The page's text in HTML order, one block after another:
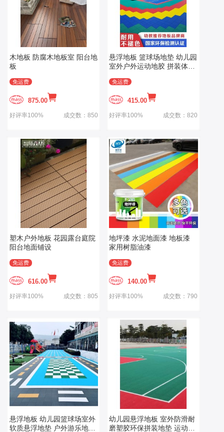
木地板 防腐木地板室 阳台地
板
免运费
875.00
好评率100% 成交数：850
悬浮地板 篮球场地垫 幼儿园
室外户外运动地胶 拼装体育
免运费
415.00
好评率100% 成交数：820
塑木户外地板 花园露台庭院
阳台地面铺设
免运费
616.00
好评率100% 成交数：805
地坪漆 水泥地面漆 地板漆
家用树脂油漆
免运费
140.00
好评率100% 成交数：790
悬浮地板 幼儿园篮球场室外
软质悬浮地垫 户外游乐地面
幼儿园悬浮地板 室外防滑耐
磨塑胶环保拼装地垫 运动操